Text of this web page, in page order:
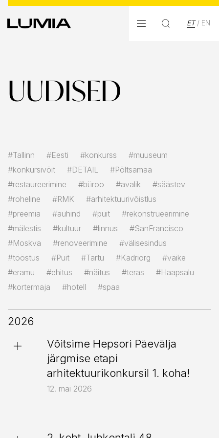
ET / EN
UUDISED
#Tallinn #Eesti #konkurss
#muuseum
#konkursivõit
#DETAIL
#Põltsamaa
#restaureerimine
#büroo #avalik
#säästev
#roheline
#RMK
#arhitektuurivõistlus
#preemia
#auhind #puit
#rekonstrueerimine
#mälestis
#kultuur #linnus
#SanFrancisco
#Moskva
#renoveerimine
#välisesindus
#tööstus
#Puit #Tartu #Kadriorg
#väike
#eramu
#ehitus #näitus #teras
#Haapsalu
#kortermaja
#hotell #spaa
2026
Võitsime Hepsori Päevälja
järgmise etapi
arhitektuurikonkursil 1. koha!
12. mai 2026